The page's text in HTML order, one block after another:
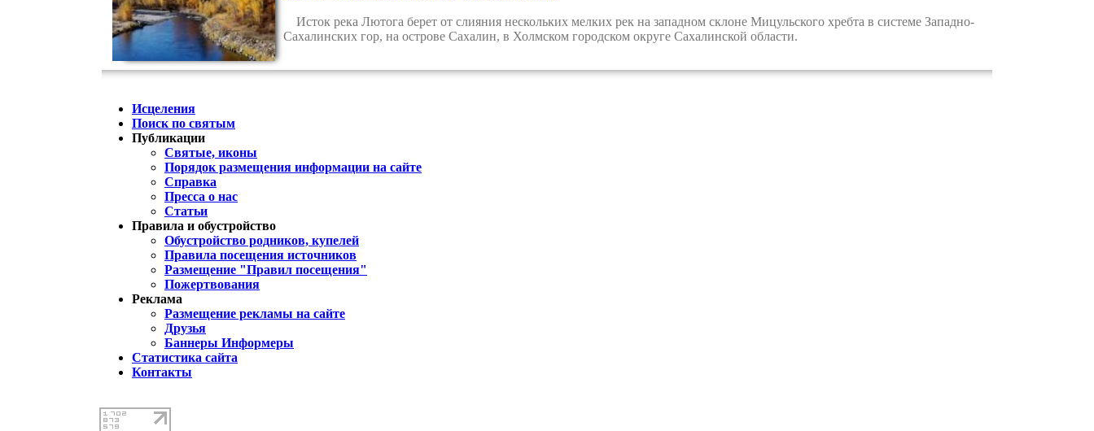
Исток река Лютога берет от слияния нескольких мелких рек на западном склоне Мицульского хребта в системе Западно-
Сахалинских гор, на острове Сахалин, в Холмском городском округе Сахалинской области.
Исцеления
Поиск по святым
Публикации
Святые, иконы
Порядок размещения информации на сайте
Справка
Пресса о нас
Статьи
Правила и обустройство
Обустройство родников, купелей
Правила посещения источников
Размещение "Правил посещения"
Пожертвования
Реклама
Размещение рекламы на сайте
Друзья
Баннеры Информеры
Статистика сайта
Контакты